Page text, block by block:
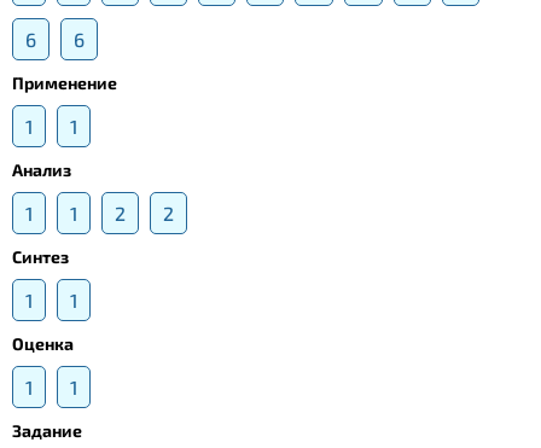
6 6
Применение
1 1
Анализ
1 1 2 2
Синтез
1 1
Оценка
1 1
Задание